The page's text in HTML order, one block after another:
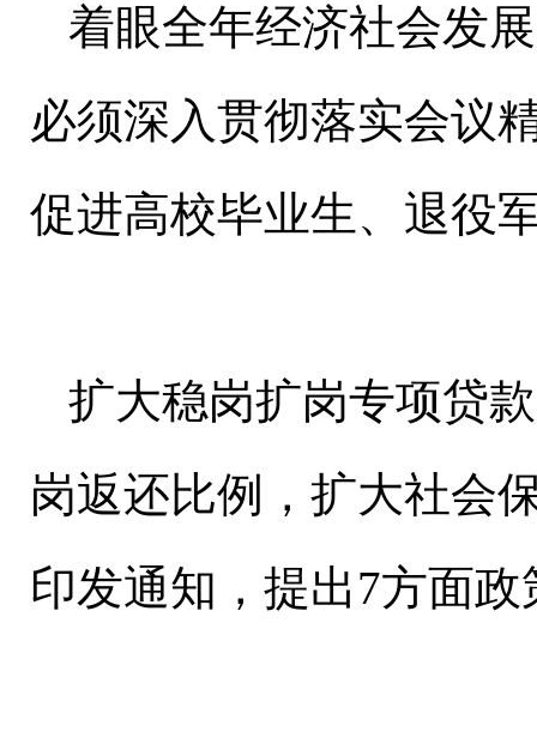
着眼全年经济社会发
必须深入贯彻落实会议
促进高校毕业生、退役
扩大稳岗扩岗专项贷
岗返还比例，扩大社
印发通知，提出7方面